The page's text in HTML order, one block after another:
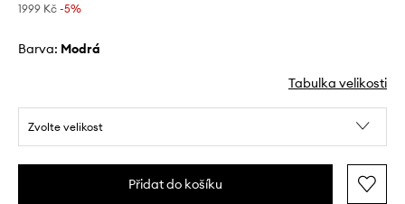
1999 Kč -5%
Barva: modrá
Tabulka velikosti
Zvolte velikost
Přidat do košíku